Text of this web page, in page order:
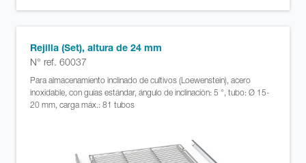
Rejilla (Set), altura de 24 mm
N° ref. 60037
Para almacenamiento inclinado de cultivos (Loewenstein), acero
inoxidable, con guías estándar, ángulo de inclinación: 5 °, tubo: Ø 15-
20 mm, carga máx.: 81 tubos